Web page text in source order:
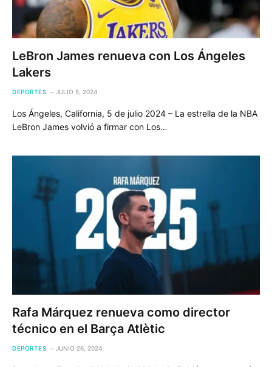
LeBron James renueva con Los Ángeles
Lakers
DEPORTES JULIO 5, 2024
Los Ángeles, California, 5 de julio 2024 – La estrella de la NBA
LeBron James volvió a firmar con Los…
Rafa Márquez renueva como director
técnico en el Barça Atlètic
DEPORTES JUNIO 26, 2024